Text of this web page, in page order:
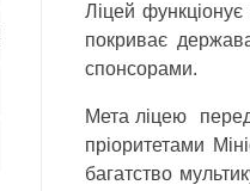
Ліцей
покриває
спонсорами.
Мета ліцею
пріоритетами
багатство